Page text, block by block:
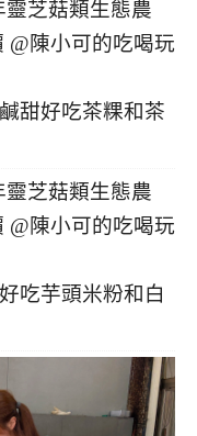
甜好吃茶粿和茶
吃芋頭米粉和白